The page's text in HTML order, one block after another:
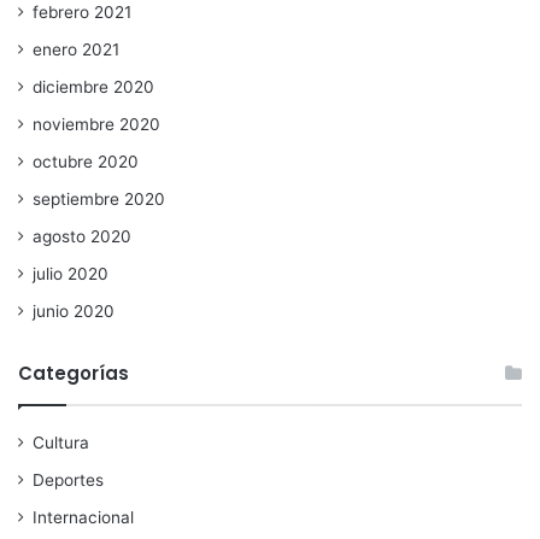
febrero 2021
enero 2021
diciembre 2020
noviembre 2020
octubre 2020
septiembre 2020
agosto 2020
julio 2020
junio 2020
Categorías
Cultura
Deportes
Internacional